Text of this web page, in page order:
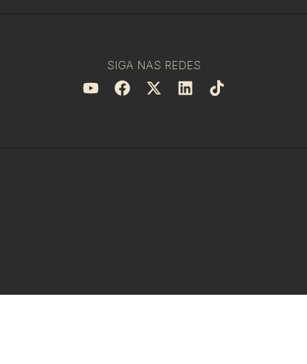
SIGA NAS REDES